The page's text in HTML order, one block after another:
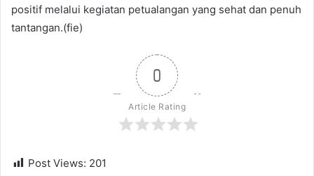
positif melalui kegiatan petualangan yang sehat dan penuh
tantangan.(fie)
0
Article Rating
Post Views: 201